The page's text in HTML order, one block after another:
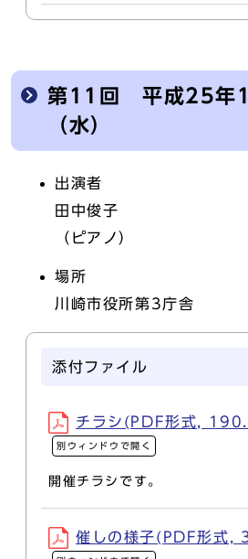
第11回 平成25年
（水）
出演者
田中俊子
（ピアノ）
場所
川崎市役所第3庁舎
添付ファイル
チラシ(PDF形式,
別ウィンドウで開く
開催チラシです。
催しの様子(PDF形式,